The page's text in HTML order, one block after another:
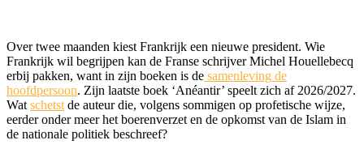
Over twee maanden kiest Frankrijk een nieuwe president. Wie
Frankrijk wil begrijpen kan de Franse schrijver Michel Houellebecq
erbij pakken, want in zijn boeken is de samenleving de
hoofdpersoon. Zijn laatste boek ‘Anéantir’ speelt zich af 2026/2027.
Wat schetst de auteur die, volgens sommigen op profetische wijze,
eerder onder meer het boerenverzet en de opkomst van de Islam in
de nationale politiek beschreef?